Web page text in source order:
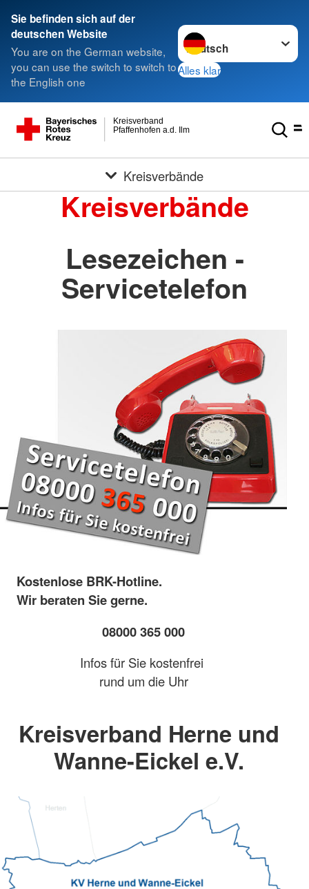
Sie befinden sich auf der
deutschen Website
You are on the German website,
you can use the switch to switch to
the English one
Sprache wechseln zu
Alles klar
Pfaffenhofen a.d. Ilm
Kreisverband
Kreisverbände
Kreisverbände
Lesezeichen -
Servicetelefon
Kostenlose BRK-Hotline.
Wir beraten Sie gerne.
08000 365 000
Infos für Sie kostenfrei
rund um die Uhr
Kreisverband Herne und
Wanne-Eickel e.V.